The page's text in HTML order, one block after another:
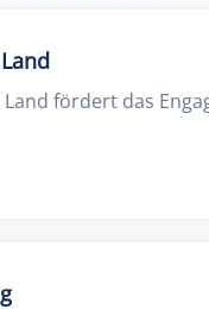
fördert das